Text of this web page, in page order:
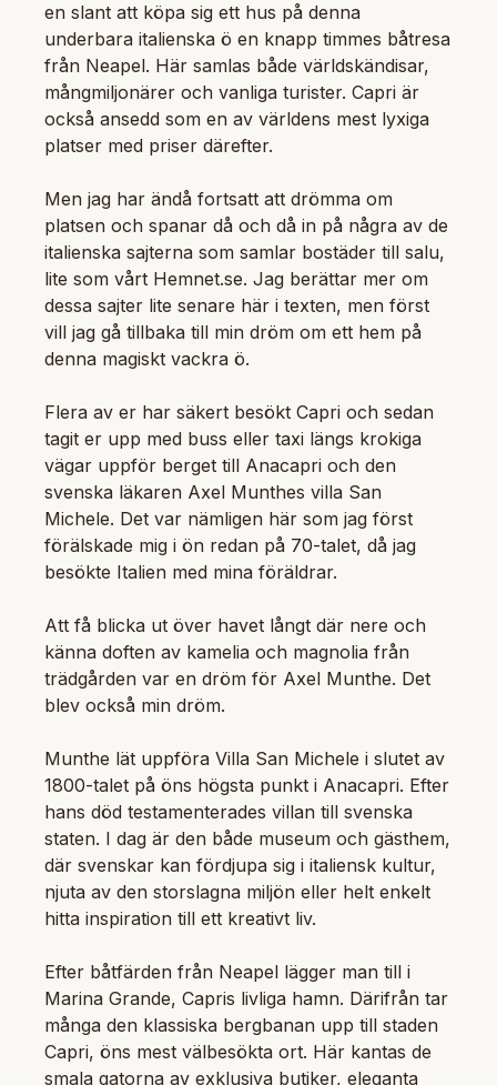
en slant att köpa sig ett hus på denna
underbara italienska ö en knapp timmes båtresa
från Neapel. Här samlas både världskändisar,
mångmiljonärer och vanliga turister. Capri är
också ansedd som en av världens mest lyxiga
platser med priser därefter.
Men jag har ändå fortsatt att drömma om
platsen och spanar då och då in på några av de
italienska sajterna som samlar bostäder till salu,
lite som vårt Hemnet.se. Jag berättar mer om
dessa sajter lite senare här i texten, men först
vill jag gå tillbaka till min dröm om ett hem på
denna magiskt vackra ö.
Flera av er har säkert besökt Capri och sedan
tagit er upp med buss eller taxi längs krokiga
vägar uppför berget till Anacapri och den
svenska läkaren Axel Munthes villa San
Michele. Det var nämligen här som jag först
förälskade mig i ön redan på 70-talet, då jag
besökte Italien med mina föräldrar.
Att få blicka ut över havet långt där nere och
känna doften av kamelia och magnolia från
trädgården var en dröm för Axel Munthe. Det
blev också min dröm.
Munthe lät uppföra Villa San Michele i slutet av
1800-talet på öns högsta punkt i Anacapri. Efter
hans död testamenterades villan till svenska
staten. I dag är den både museum och gästhem,
där svenskar kan fördjupa sig i italiensk kultur,
njuta av den storslagna miljön eller helt enkelt
hitta inspiration till ett kreativt liv.
Efter båtfärden från Neapel lägger man till i
Marina Grande, Capris livliga hamn. Därifrån tar
många den klassiska bergbanan upp till staden
Capri, öns mest välbesökta ort. Här kantas de
smala gatorna av exklusiva butiker, eleganta